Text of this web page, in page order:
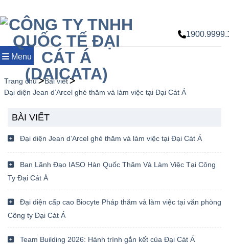
đến
nội
dung
Menu
Trang chủ
Bài viết
Đại diện Jean d’Arcel ghé thăm và làm việc tại Đại Cát Á
BÀI VIẾT
Đại diện Jean d’Arcel ghé thăm và làm việc tại Đại Cát Á
Ban Lãnh Đạo IASO Hàn Quốc Thăm Và Làm Việc Tại Công
Ty Đại Cát Á
Đại diện cấp cao Biocyte Pháp thăm và làm việc tại văn phòng
Công ty Đại Cát Á
Team Building 2026: Hành trình gắn kết của Đại Cát Á